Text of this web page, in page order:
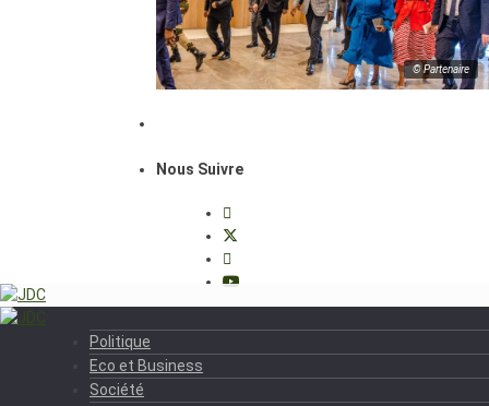
© Partenaire
Nous Suivre
Politique
Eco et Business
Société